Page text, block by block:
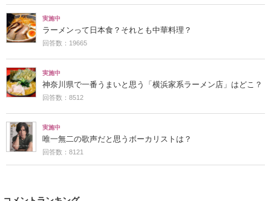
実施中
ラーメンって日本食？それとも中華料理？
回答数：19665
実施中
神奈川県で一番うまいと思う「横浜家系ラーメン店」はどこ？
回答数：8512
実施中
唯一無二の歌声だと思うボーカリストは？
回答数：8121